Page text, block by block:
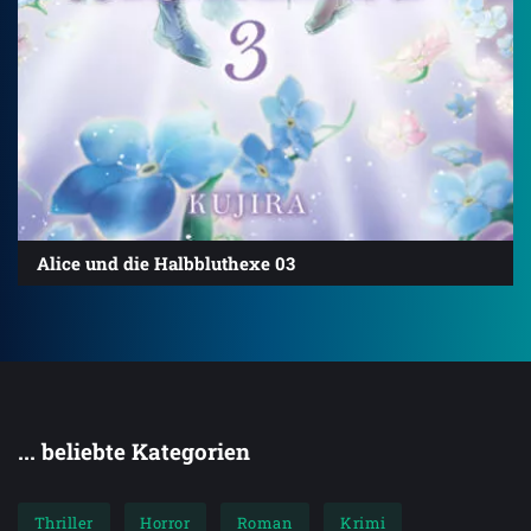
Alice und die Halbbluthexe 03
... beliebte Kategorien
Thriller Horror Roman Krimi